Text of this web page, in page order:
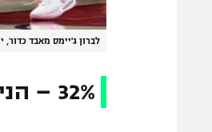
לברון ג'יימס מאבד כדור,
32% – הניצחון הכי מגעיל